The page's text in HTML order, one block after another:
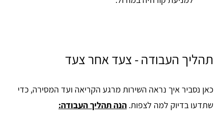
תהליך העבודה - צעד אחר צעד
כאן נסביר איך נראה השירות מרגע הקריאה ועד המסירה, כדי
שתדעו בדיוק למה לצפות. הנה תהליך העבודה: